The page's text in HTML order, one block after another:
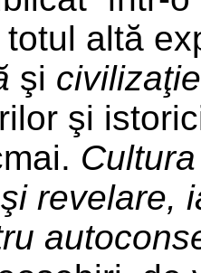
altă
şi
şi
revelare,